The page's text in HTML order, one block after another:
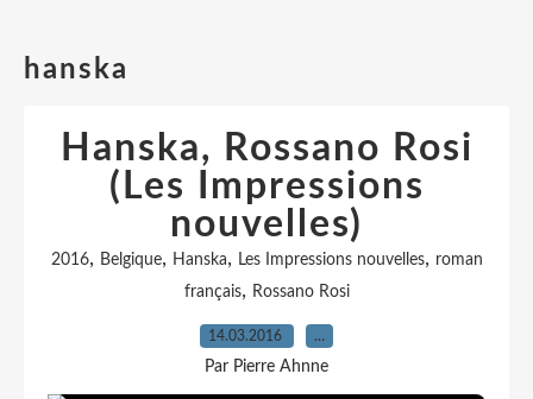
hanska
Hanska, Rossano Rosi
(Les Impressions
nouvelles)
2016, Belgique, Hanska, Les Impressions nouvelles, roman
français, Rossano Rosi
14.03.2016 …
Par Pierre Ahnne